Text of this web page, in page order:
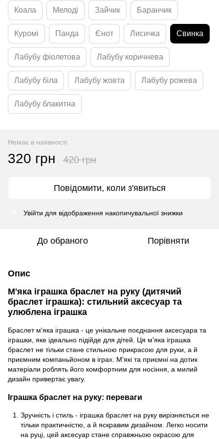
Коала Мелоді Зайчик Баранчик
Куромі Панда Єнот Лисичка Свинка
Лабубу фіолетова Лабубу коричнева
Лабубу біла Лабубу жовта Лабубу рожева
Лабубу блакитна
Немає в наявності
320 грн 420 грн
Повідомити, коли з'явиться
Увійти для відображення накопичувальної знижки
До обраного Порівняти
Опис
М'яка іграшка браслет на руку (дитячий
браслет іграшка): стильний аксесуар та
улюблена іграшка
Браслет м'яка іграшка - це унікальне поєднання аксесуара та
іграшки, яке ідеально підійде для дітей. Ця м'яка іграшка
браслет не тільки стане стильною прикрасою для руки, а й
приємним компаньйоном в іграх. М'які та приємні на дотик
матеріали роблять його комфортним для носіння, а милий
дизайн привертає увагу.
Іграшка браслет на руку: переваги
Зручність і стиль - іграшка браслет на руку вирізняється не
тільки практичністю, а й яскравим дизайном. Легко носити
на руці, цей аксесуар стане справжньою окрасою для